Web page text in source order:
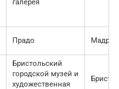
галерея
Прадо Мадрид
Бристольский
городской музей и
художественная